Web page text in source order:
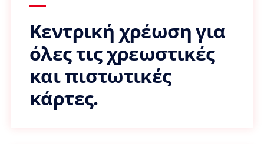
Κεντρική χρέωση για
όλες τις χρεωστικές
και πιστωτικές
κάρτες.